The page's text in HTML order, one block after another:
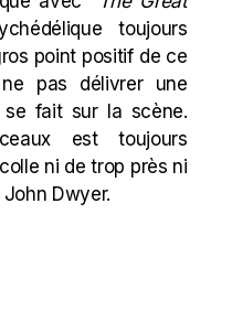
toujours
point positif de ce
pas délivrer une
fait sur la scène.
est toujours
ni de trop près ni
Dwyer.